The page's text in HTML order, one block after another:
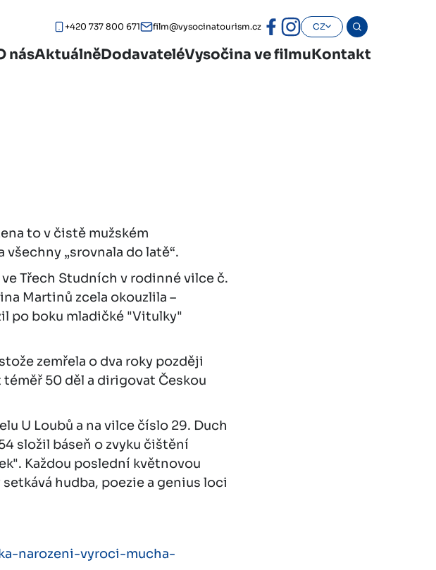
+420 737 800 671 film@vysocinatourism.cz CZ
násAktuálněDodavateléVysočina ve filmuKontakt
to v čistě mužském
a všechny „srovnala do latě“.
Třech Studních v rodinné vilce č.
Martinů zcela okouzlila –
po boku mladičké "Vitulky"
zemřela o dva roky později
50 děl a dirigovat Českou
U Loubů a na vilce číslo 29. Duch
složil báseň o zvyku čištění
Každou poslední květnovou
hudba, poezie a genius loci
narozeni-vyroci-mucha-